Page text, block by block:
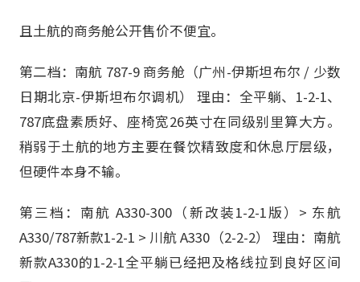
且土航的商务舱公开售价不便宜。
第二档：南航 787-9 商务舱（广州-伊斯坦布尔 / 少数
日期北京-伊斯坦布尔调机） 理由：全平躺、1-2-1、
787底盘素质好、座椅宽26英寸在同级别里算大方。
稍弱于土航的地方主要在餐饮精致度和休息厅层级，
但硬件本身不输。
第三档：南航 A330-300（新改装1-2-1版）> 东航
A330/787新款1-2-1 > 川航 A330（2-2-2） 理由：南航
新款A330的1-2-1全平躺已经把及格线拉到良好区间